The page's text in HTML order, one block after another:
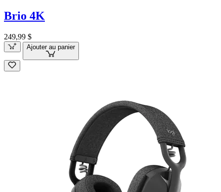
Brio 4K
249,99 $
Ajouter au panier